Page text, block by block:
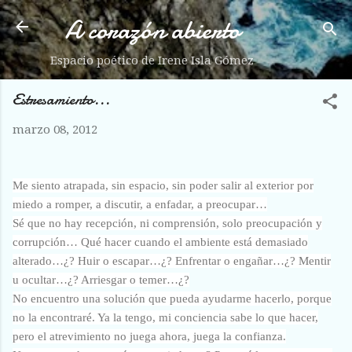
Ir al contenido principal
A corazón abierto
Espacio poético de Irene Isla Gómez
Estresamiento...
marzo 08, 2012
Me siento atrapada, sin espacio, sin poder salir al exterior por
miedo a romper, a discutir, a enfadar, a preocupar…
Sé que no hay recepción, ni comprensión, solo preocupación y
corrupción… Qué hacer cuando el ambiente está demasiado
alterado…¿? Huir o escapar…¿? Enfrentar o engañar…¿? Mentir
u ocultar…¿? Arriesgar o temer…¿?
No encuentro una solución que pueda ayudarme hacerlo, porque
no la encontraré. Ya la tengo, mi conciencia sabe lo que hacer,
pero el atrevimiento no juega ahora, juega la confianza.